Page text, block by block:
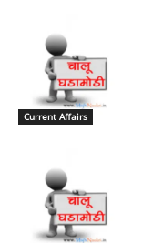
Current Affairs